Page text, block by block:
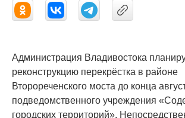
Администрация Владивостока
реконструкцию перекрёстка в районе
Второреченского моста до конца
подведомственного учреждения
городских территорий».